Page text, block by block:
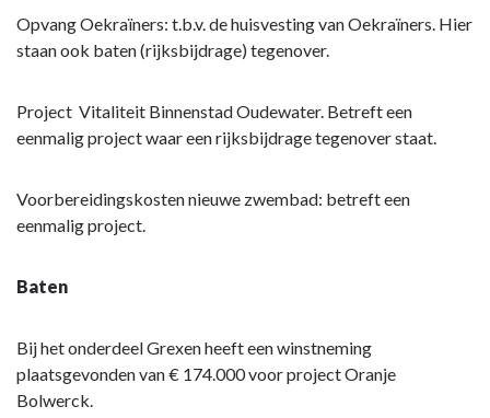
navigatie
baten
Toelichting
post
Opvang Oekraïners: t.b.v. de huisvesting van Oekraïners. Hier
staan ook baten (rijksbijdrage) tegenover.
Project Vitaliteit Binnenstad Oudewater. Betreft een
eenmalig project waar een rijksbijdrage tegenover staat.
Voorbereidingskosten nieuwe zwembad: betreft een
eenmalig project.
Baten
Bij het onderdeel Grexen heeft een winstneming
plaatsgevonden van € 174.000 voor project Oranje
Bolwerck.